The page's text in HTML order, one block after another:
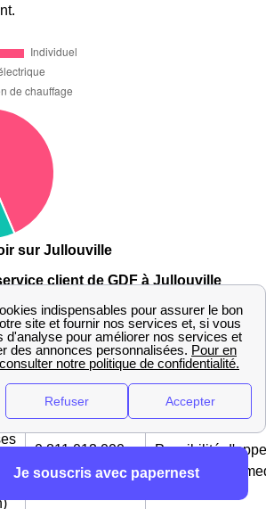
sur Jullouville
client de GDF à Jullouville
Numéro Horaires
0 811 013 000
appel gratuit
Possibilité
du lundi au
Je souscris avec papernest